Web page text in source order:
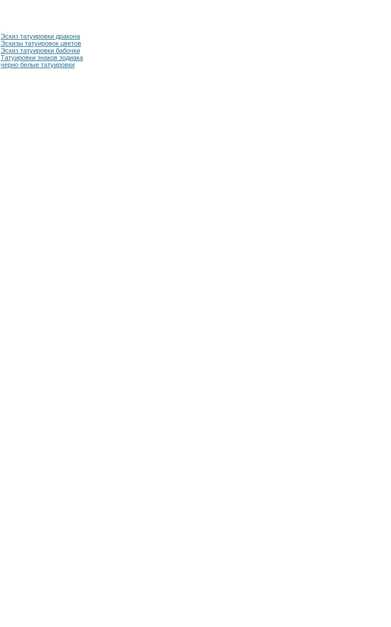
Эскиз татуировки дракона
Эскизы татуировок цветов
Эскиз татуировки бабочки
Татуировки знаков зодиака
черно белые татуировки